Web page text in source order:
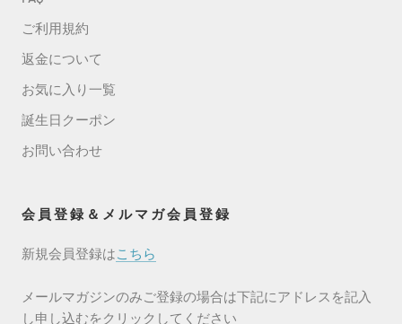
ご利用規約
返金について
お気に入り一覧
誕生日クーポン
お問い合わせ
会員登録＆メルマガ会員登録
新規会員登録はこちら
メールマガジンのみご登録の場合は下記にアドレスを記入
し申し込むをクリックしてください